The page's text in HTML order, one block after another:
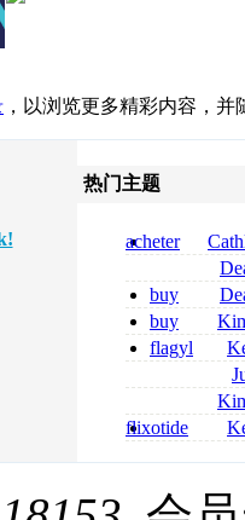
，以浏览更多精彩内容，
热门主题
acheter
dapsone site
tizanidine
sans
buy
pregabalin
pregabalin
buy
zolpidem usa
flagyl
online
roxithromycin
sécurité
nolvadex
flixotide